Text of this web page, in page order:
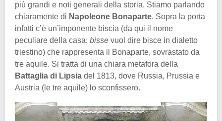
più grandi e noti generali della storia. Stiamo parlando
chiaramente di Napoleone Bonaparte. Sopra la porta
infatti c’è un’imponente biscia (da qui il nome
peculiare della casa: bisse vuol dire bisce in dialetto
triestino) che rappresenta il Bonaparte, sovrastato da
tre aquile. Si tratta di una chiara metafora della
Battaglia di Lipsia del 1813, dove Russia, Prussia e
Austria (le tre aquile) lo sconfissero.